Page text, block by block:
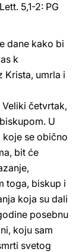
5,1-2: PG
dane kako bi
k
Krista, umrla i
četvrtak,
U
se obično
bit će
toga, biskup i
koja su dali
posebnu
koju sam
svetog